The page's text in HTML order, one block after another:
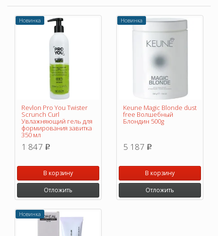
Новинка
Revlon Pro You Twister
Scrunch Curl
Увлажняющий гель для
формирования завитка
350 мл
1 847 p
В корзину
Отложить
Новинка
Keune Magic Blonde dust
free Волшебный
Блондин 500g
5 187 p
В корзину
Отложить
Новинка